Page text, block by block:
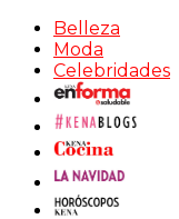
Belleza
Moda
Celebridades